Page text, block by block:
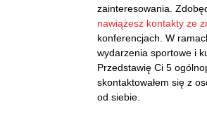
zainteresowania.
nawiążesz kontakty ze
konferencjach. W
wydarzenia sportowe i
Przedstawię Ci 5
skontaktowałem się z
od siebie.